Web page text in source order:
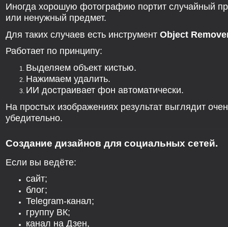
Иногда хорошую фотографию портит случайный
или ненужный предмет.
Для таких случаев есть инструмент Object
Работает по принципу:
Выделяем объект кистью.
Нажимаем удалить.
ИИ достраивает фон автоматически.
На простых изображениях результат выглядит
убедительно.
Создание дизайнов для социальных сетей.
Если вы ведёте:
сайт;
блог;
Telegram-канал;
группу ВК;
канал на Дзен,